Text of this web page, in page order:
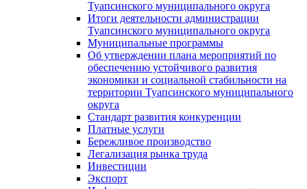
Туапсинского муниципального округа
Итоги деятельности администрации
Туапсинского муниципального округа
Муниципальные программы
Об утверждении плана мероприятий по
обеспечению устойчивого развития
экономики и социальной стабильности на
территории Туапсинского муниципального
округа
Стандарт развития конкуренции
Платные услуги
Бережливое производство
Легализация рынка труда
Инвестиции
Экспорт